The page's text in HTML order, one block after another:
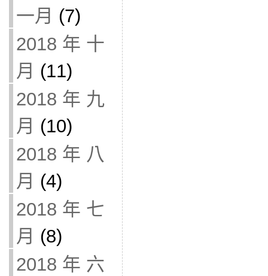
一月 (7)
2018 年 十
月 (11)
2018 年 九
月 (10)
2018 年 八
月 (4)
2018 年 七
月 (8)
2018 年 六